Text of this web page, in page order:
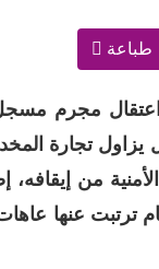
طباعة
اعتقال مجرم
تجارة
من
ترتبت عنها